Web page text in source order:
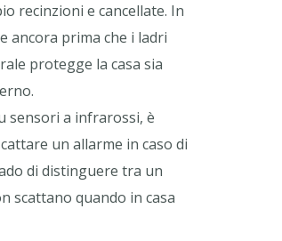
recinzioni e cancellate. In
ancora prima che i ladri
protegge la casa sia
sensori a infrarossi, è
un allarme in caso di
di distinguere tra un
scattano quando in casa